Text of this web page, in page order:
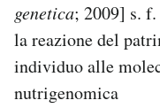
genetica; 2009] s. f.
la reazione del
individuo alle
nutrigenomica